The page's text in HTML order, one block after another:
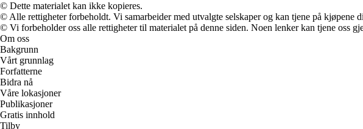
© Dette materialet kan ikke kopieres.
© Alle rettigheter forbeholdt. Vi samarbeider med utvalgte selskaper og kan tjene på kjøpene
© Vi forbeholder oss alle rettigheter til materialet på denne siden. Noen lenker kan tjene oss
Om oss
Bakgrunn
Vårt grunnlag
Forfatterne
Bidra nå
Våre lokasjoner
Publikasjoner
Gratis innhold
Tilby